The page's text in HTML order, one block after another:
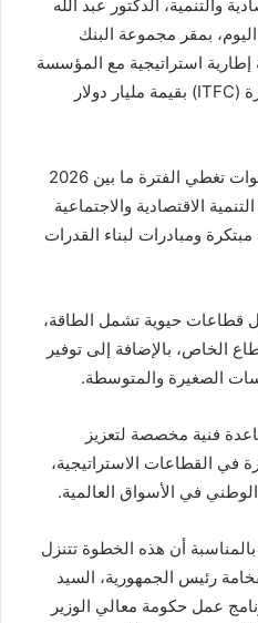
والتنمية، الدكتور عبد الله
بمقر مجموعة البنك
إطارية استراتيجية مع المؤسسة
الدولية الإسلامية لتمويل التجارة (ITFC) بقيمة مليار دولار
وتمتد هذه الاتفاقية لخمس سنوات تغطي الفترة ما بين 2026
الاقتصادية والاجتماعية
ومبادرات لبناء القدرات
قطاعات حيوية تشمل الطاقة،
الخاص، بالإضافة إلى توفير
الصغيرة والمتوسطة.
فنية مخصصة لتعزيز
في القطاعات الاستراتيجية،
في الأسواق العالمية.
أن هذه الخطوة تتنزل
رئيس الجمهورية، السيد
عمل حكومة معالي الوزير